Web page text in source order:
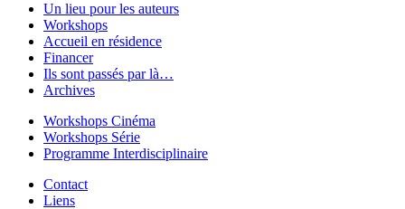
Un lieu pour les auteurs
Workshops
Accueil en résidence
Financer
Ils sont passés par là…
Archives
Workshops Cinéma
Workshops Série
Programme Interdisciplinaire
Contact
Liens